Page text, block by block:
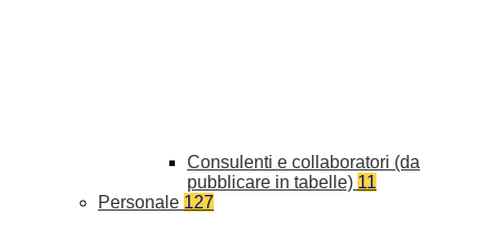
Consulenti e collaboratori (da
pubblicare in tabelle) 11
Personale 127